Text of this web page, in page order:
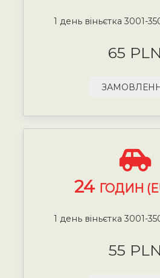
1 день віньєтка 3001-
65 PLN
24 ГОДИН
1 день віньєтка 3001-
55 PLN